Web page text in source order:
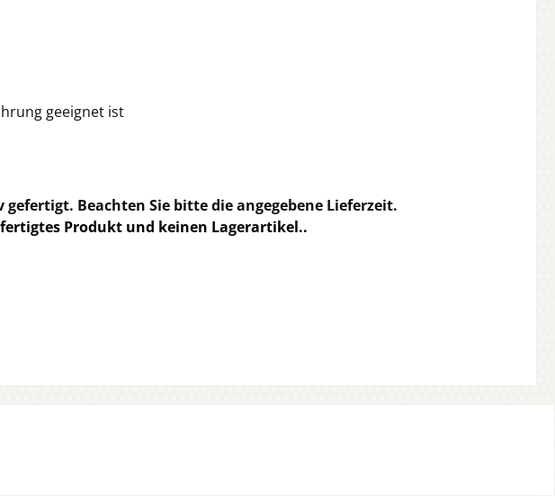
geeignet ist
Beachten Sie bitte die angegebene Lieferzeit.
Produkt und keinen Lagerartikel..